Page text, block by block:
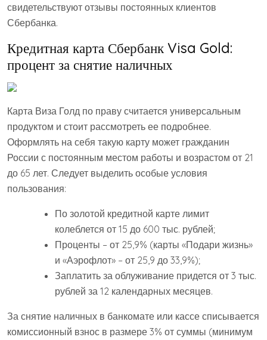
свидетельствуют отзывы постоянных клиентов
Сбербанка.
Кредитная карта Сбербанк Visa Gold:
процент за снятие наличных
Карта Виза Голд по праву считается универсальным
продуктом и стоит рассмотреть ее подробнее.
Оформлять на себя такую карту может гражданин
России с постоянным местом работы и возрастом от 21
до 65 лет. Следует выделить особые условия
пользования:
По золотой кредитной карте лимит
колеблется от 15 до 600 тыс. рублей;
Проценты – от 25,9% (карты «Подари жизнь»
и «Аэрофлот» – от 25,9 до 33,9%);
Заплатить за облуживание придется от 3 тыс.
рублей за 12 календарных месяцев.
За снятие наличных в банкомате или кассе списывается
комиссионный взнос в размере 3% от суммы (минимум